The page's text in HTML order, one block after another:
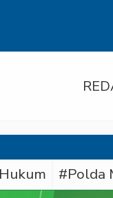
#Polda